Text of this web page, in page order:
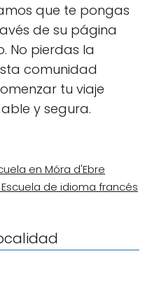
que te pongas
de su página
No pierdas la
comunidad
tu viaje
y segura.
en Móra d'Ebre
de idioma francés